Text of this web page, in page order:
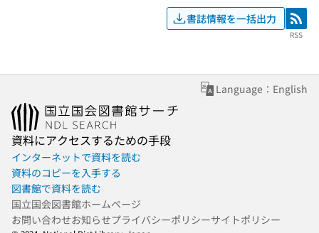
書誌情報を一括出力 RSS
RSS
Language：English
資料にアクセスするための手段
インターネットで資料を読む
資料のコピーを入手する
図書館で資料を読む
国立国会図書館ホームページ
お問い合わせお知らせプライバシーポリシーサイトポリシー